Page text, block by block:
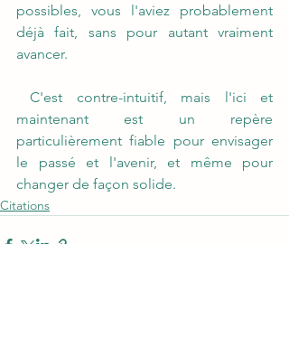
possibles, vous l'aviez probablement
déjà fait, sans pour autant vraiment
avancer.
C'est contre-intuitif, mais l'ici et
maintenant est un repère
particulièrement fiable pour envisager
le passé et l'avenir, et même pour
changer de façon solide.
Citations